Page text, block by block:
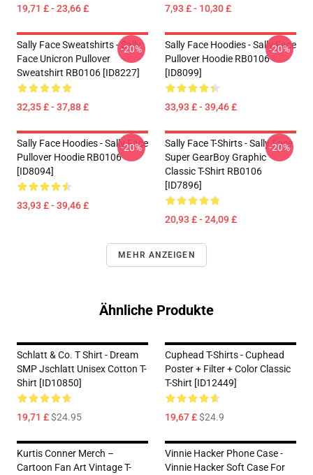
19,71 £ - 23,66 £ 7,93 £ - 10,30 £
Sally Face Sweatshirts - Sally
Face Unicron Pullover
Sweatshirt RB0106 [ID8227]
32,35 £ - 37,88 £
-20%
Sally Face Hoodies - Sally Face
Pullover Hoodie RB0106
[ID8099]
33,93 £ - 39,46 £
-20%
Sally Face Hoodies - Sally Face
Pullover Hoodie RB0106
[ID8094]
33,93 £ - 39,46 £
-20%
Sally Face T-Shirts - Sally Face
Super GearBoy Graphic
Classic T-Shirt RB0106
[ID7896]
20,93 £ - 24,09 £
-20%
MEHR ANZEIGEN
Ähnliche Produkte
Schlatt & Co. T Shirt - Dream
SMP Jschlatt Unisex Cotton T-
Shirt [ID10850]
19,71 £$24.95
Cuphead T-Shirts - Cuphead
Poster + Filter + Color Classic
T-Shirt [ID12449]
19,67 £$24.9
Kurtis Conner Merch –
Cartoon Fan Art Vintage T-
Vinnie Hacker Phone Case -
Vinnie Hacker Soft Case For